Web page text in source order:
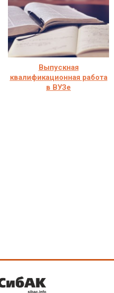
Выпускная
квалификационная работа
в ВУЗе